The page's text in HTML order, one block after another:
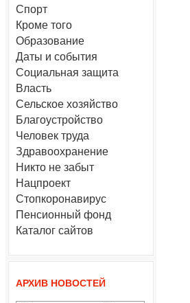
Спорт
Кроме того
Образование
Даты и события
Социальная защита
Власть
Сельское хозяйство
Благоустройство
Человек труда
Здравоохранение
Никто не забыт
Нацпроект
Стопкоронавирус
Пенсионный фонд
Каталог сайтов
АРХИВ НОВОСТЕЙ